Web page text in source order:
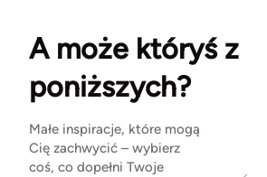
A może któryś z
poniższych?
Małe inspiracje, które mogą
Cię zachwycić – wybierz
coś, co dopełni Twoje